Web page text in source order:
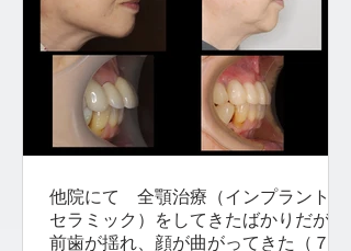
他院にて 全顎治療（インプラント、
セラミック）をしてきたばかりだが、
前歯が揺れ、顔が曲がってきた（７３